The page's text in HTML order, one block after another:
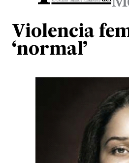
Violencia
‘normal’